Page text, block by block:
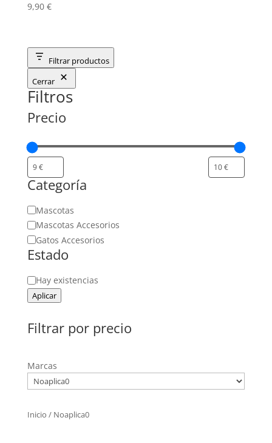
9,90 €
Filtrar productos
Cerrar
Filtros
Precio
Categoría
Categoría
Mascotas
Mascotas Accesorios
Gatos Accesorios
Estado
Estado
Hay existencias
Aplicar
Filtrar por precio
Marcas
Inicio / Noaplica0